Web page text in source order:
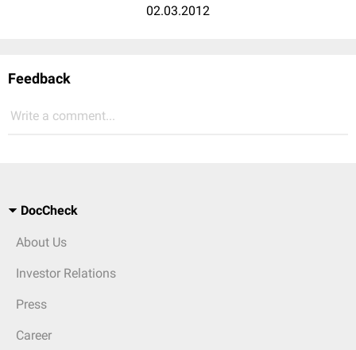
02.03.2012
Feedback
Write a comment...
DocCheck
About Us
Investor Relations
Press
Career